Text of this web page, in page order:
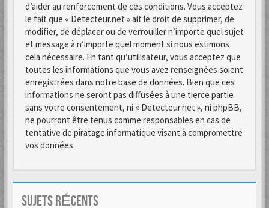
d’aider au renforcement de ces conditions. Vous acceptez
le fait que « Detecteur.net » ait le droit de supprimer, de
modifier, de déplacer ou de verrouiller n’importe quel sujet
et message à n’importe quel moment si nous estimons
cela nécessaire. En tant qu’utilisateur, vous acceptez que
toutes les informations que vous avez renseignées soient
enregistrées dans notre base de données. Bien que ces
informations ne seront pas diffusées à une tierce partie
sans votre consentement, ni « Detecteur.net », ni phpBB,
ne pourront être tenus comme responsables en cas de
tentative de piratage informatique visant à compromettre
vos données.
SUJETS RÉCENTS